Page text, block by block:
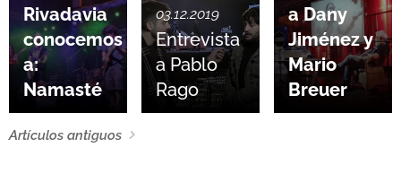
Rivadavia
conocemos
a:
Namasté
03.12.2019
Entrevista
a Pablo
Rago
a Dany
Jiménez y
Mario
Breuer
Artículos antiguos